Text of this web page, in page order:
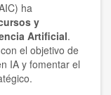
ha
y
Artificial.
el objetivo de
IA y fomentar el